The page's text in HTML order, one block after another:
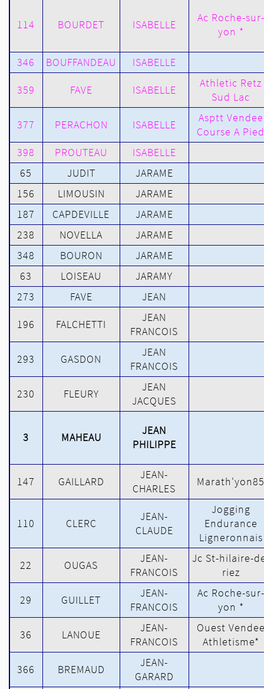
114 BOURDET ISABELLE
Ac Roche-sur-
yon *
346 BOUFFANDEAU ISABELLE
359 FAVE ISABELLE
Athletic Retz
Sud Lac
377 PERACHON ISABELLE
Asptt Vendee
Course A Pied
398
PROUTEAU
ISABELLE
65
JUDIT
JARAME
156
LIMOUSIN
JARAME
187
CAPDEVILLE
JARAME
238
NOVELLA
JARAME
348
BOURON
JARAME
63
LOISEAU
JARAMY
273
FAVE JEAN
196 FALCHETTI
JEAN
FRANCOIS
293 GASDON
JEAN
FRANCOIS
230 FLEURY
JEAN
JACQUES
3 MAHEAU
JEAN
PHILIPPE
147 GAILLARD
JEAN-
CHARLES
Marath'yon85
110 CLERC
JEAN-
CLAUDE
Jogging
Endurance
Ligneronnais
22 OUGAS
JEAN-
FRANCOIS
Jc St-hilaire-
riez
29 GUILLET
JEAN-
FRANCOIS
Ac Roche-sur-
yon *
36 LANOUE
JEAN-
FRANCOIS
Ouest
Athletisme*
366 BREMAUD
JEAN-
GARARD